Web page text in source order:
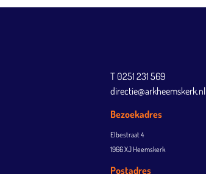
T 0251 231 569
directie@arkheemskerk.nl
Bezoekadres
Elbestraat 4
1966 XJ Heemskerk
Postadres